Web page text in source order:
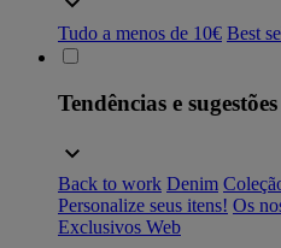
Tudo a menos de 10€ Best
Tendências e sugestões
Back to work Denim
Personalize seus itens! Os
Exclusivos Web